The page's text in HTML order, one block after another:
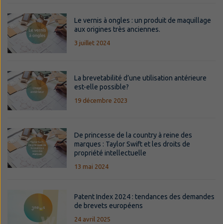
Le vernis à ongles : un produit de maquillage
aux origines très anciennes.
3 juillet 2024
La brevetabilité d’une utilisation antérieure
est-elle possible?
19 décembre 2023
De princesse de la country à reine des
marques : Taylor Swift et les droits de
propriété intellectuelle
13 mai 2024
Patent Index 2024 : tendances des demandes
de brevets européens
24 avril 2025